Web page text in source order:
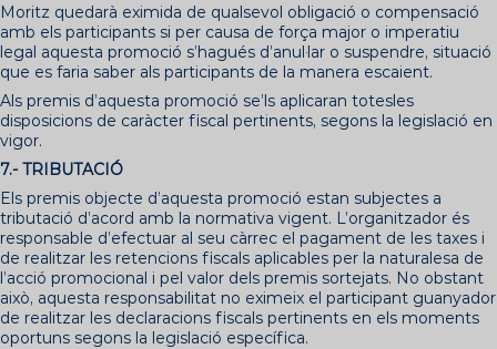
Moritz quedarà eximida de qualsevol obligació o compensació
amb els participants si per causa de força major o imperatiu
legal aquesta promoció s’hagués d’anul·lar o suspendre, situació
que es faria saber als participants de la manera escaient.
Als premis d’aquesta promoció se’ls aplicaran totesles
disposicions de caràcter fiscal pertinents, segons la legislació en
vigor.
7.- TRIBUTACIÓ
Els premis objecte d’aquesta promoció estan subjectes a
tributació d’acord amb la normativa vigent. L’organitzador és
responsable d’efectuar al seu càrrec el pagament de les taxes i
de realitzar les retencions fiscals aplicables per la naturalesa de
l’acció promocional i pel valor dels premis sortejats. No obstant
això, aquesta responsabilitat no eximeix el participant guanyador
de realitzar les declaracions fiscals pertinents en els moments
oportuns segons la legislació específica.